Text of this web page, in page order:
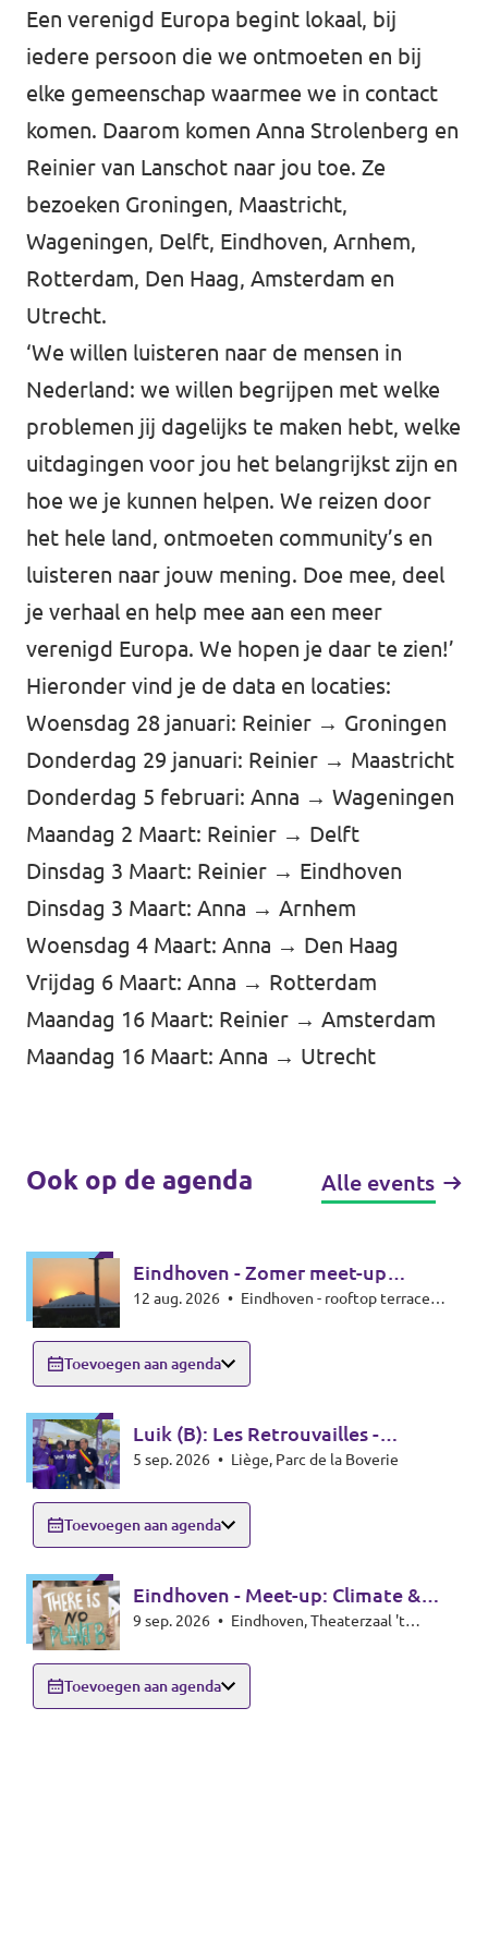
Werken bij Volt
Contact
Sprekersaanvraag
Volt There - Buitenlandstichting Volt
Charge - Wetenschappelijk Platform Volt
Een verenigd Europa begint lokaal, bij
iedere persoon die we ontmoeten en bij
elke gemeenschap waarmee we in contact
komen. Daarom komen Anna Strolenberg en
Reinier van Lanschot naar jou toe. Ze
bezoeken Groningen, Maastricht,
Wageningen, Delft, Eindhoven, Arnhem,
Rotterdam, Den Haag, Amsterdam en
Utrecht.
‘We willen luisteren naar de mensen in
Nederland: we willen begrijpen met welke
problemen jij dagelijks te maken hebt, welke
uitdagingen voor jou het belangrijkst zijn en
hoe we je kunnen helpen. We reizen door
het hele land, ontmoeten community’s en
luisteren naar jouw mening. Doe mee, deel
je verhaal en help mee aan een meer
verenigd Europa. We hopen je daar te zien!’
Hieronder vind je de data en locaties:
Woensdag 28 januari: Reinier → Groningen
Donderdag 29 januari: Reinier → Maastricht
Donderdag 5 februari: Anna → Wageningen
Maandag 2 Maart: Reinier → Delft
Dinsdag 3 Maart: Reinier → Eindhoven
Dinsdag 3 Maart: Anna → Arnhem
Woensdag 4 Maart: Anna → Den Haag
Vrijdag 6 Maart: Anna → Rotterdam
Maandag 16 Maart: Reinier → Amsterdam
Maandag 16 Maart: Anna → Utrecht
Ook op de agenda Alle events
Eindhoven - Zomer meet-up
zonsverduistering
12 aug. 2026 •
Toevoegen aan agenda
Luik (B): Les Retrouvailles -
infostand
5 sep. 2026 • Liège, Parc de la Boverie
Toevoegen aan agenda
Eindhoven - Meet-up: Climate &
Energy special
9 sep. 2026 •
Eindhoven
Toevoegen aan agenda